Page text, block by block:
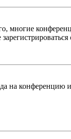
на конференцию